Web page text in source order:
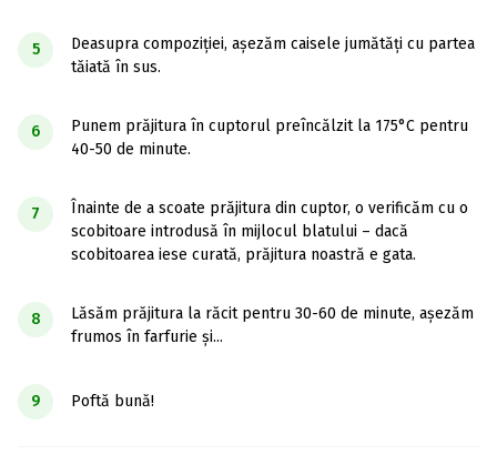
5
Deasupra compoziției, așezăm caisele jumătăți cu partea
tăiată în sus.
6
Punem prăjitura în cuptorul preîncălzit la 175°C pentru
40-50 de minute.
7
Înainte de a scoate prăjitura din cuptor, o verificăm cu o
scobitoare introdusă în mijlocul blatului – dacă
scobitoarea iese curată, prăjitura noastră e gata.
8
Lăsăm prăjitura la răcit pentru 30-60 de minute, așezăm
frumos în farfurie și...
9 Poftă bună!